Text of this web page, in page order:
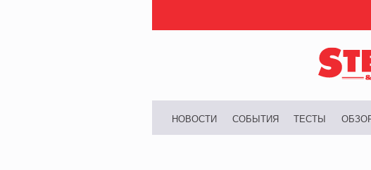
НОВОСТИ СОБЫТИЯ ТЕСТЫ